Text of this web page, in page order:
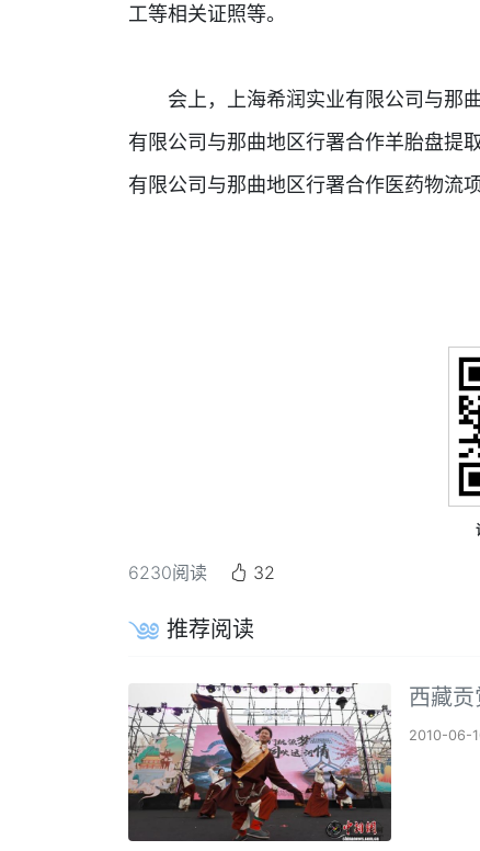
工等相关证照等。
会上，上海希润实业有限公司与那曲
有限公司与那曲地区行署合作羊胎盘提
有限公司与那曲地区行署合作医药物流
6230阅读 32
推荐阅读
西藏
2010-06-